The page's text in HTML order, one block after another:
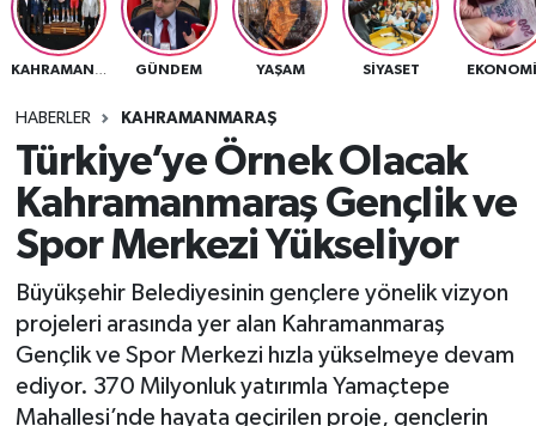
GÜNDEM YAŞAM SIYASET EKONOMI
HABERLER KAHRAMANMARAŞ
Türkiye’ye Örnek Olacak
Kahramanmaraş Gençlik ve
Spor Merkezi Yükseliyor
Büyükşehir Belediyesinin gençlere yönelik vizyon
projeleri arasında yer alan Kahramanmaraş
Gençlik ve Spor Merkezi hızla yükselmeye devam
ediyor. 370 Milyonluk yatırımla Yamaçtepe
Mahallesi’nde hayata geçirilen proje, gençlerin
Ekonomi
Güncel
Gündem
Magazin
Politika
Sağlık
Spor
Trafik Durumu
Süper Lig Puan Durumu ve Fikstür
Tüm Manşetler
Son Dakika Haberleri
Haber Arşivi